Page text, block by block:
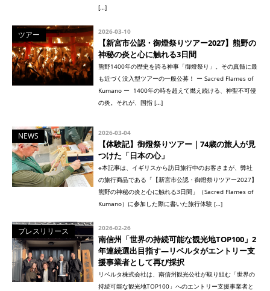
[…]
ツアー 2026-03-10
【新宮市公認・御燈祭りツアー2027】熊野の
神秘の炎と心に触れる3日間
熊野1400年の歴史を誇る神事「御燈祭り」。その真髄に最
も近づく没入型ツアーの一般公募！ ー Sacred Flames of
Kumano ー 1400年の時を超えて燃え続ける、神聖不可侵
の炎。それが、国指 […]
NEWS 2026-03-04
【体験記】御燈祭りツアー｜74歳の旅人が見
つけた「日本の心」
※本記事は、イギリスから訪日旅行中のお客さまが、弊社
の旅行商品である「【新宮市公認・御燈祭りツアー2027】
熊野の神秘の炎と心に触れる3日間」（Sacred Flames of
Kumano）に参加した際に書いた旅行体験 […]
プレスリリース 2026-02-26
南信州「世界の持続可能な観光地TOP100」2
年連続選出目指す—リベルタがエントリー支
援事業者として再び採択
リベルタ株式会社は、南信州観光公社が取り組む「世界の
持続可能な観光地TOP100」へのエントリー支援事業者と